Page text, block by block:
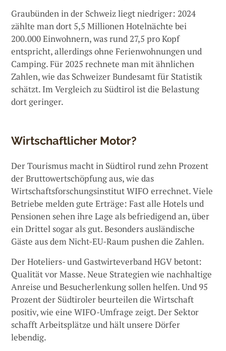
Graubünden in der Schweiz liegt niedriger: 2024
zählte man dort 5,5 Millionen Hotelnächte bei
200.000 Einwohnern, was rund 27,5 pro Kopf
entspricht, allerdings ohne Ferienwohnungen und
Camping. Für 2025 rechnete man mit ähnlichen
Zahlen, wie das Schweizer Bundesamt für Statistik
schätzt. Im Vergleich zu Südtirol ist die Belastung
dort geringer.
Wirtschaftlicher Motor?
Der Tourismus macht in Südtirol rund zehn Prozent
der Bruttowertschöpfung aus, wie das
Wirtschaftsforschungsinstitut WIFO errechnet. Viele
Betriebe melden gute Erträge: Fast alle Hotels und
Pensionen sehen ihre Lage als befriedigend an, über
ein Drittel sogar als gut. Besonders ausländische
Gäste aus dem Nicht-EU-Raum pushen die Zahlen.
Der Hoteliers- und Gastwirteverband HGV betont:
Qualität vor Masse. Neue Strategien wie nachhaltige
Anreise und Besucherlenkung sollen helfen. Und 95
Prozent der Südtiroler beurteilen die Wirtschaft
positiv, wie eine WIFO-Umfrage zeigt. Der Sektor
schafft Arbeitsplätze und hält unsere Dörfer
lebendig.